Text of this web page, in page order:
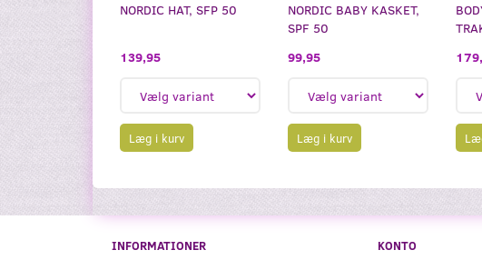
NORDIC HAT, SFP 50
139,95
Læg i kurv
NORDIC BABY KASKET,
SPF 50
99,95
Læg i kurv
INFORMATIONER KONTO